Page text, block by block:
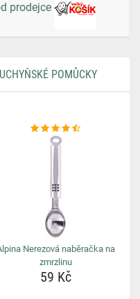
prodejce
POMŮCKY
Nerezová naběračka na
zmrzlinu
59 Kč